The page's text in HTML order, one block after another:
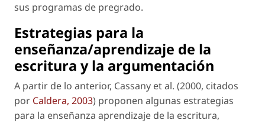
sus programas de pregrado.
Estrategias para la
enseñanza/aprendizaje de la
escritura y la argumentación
A partir de lo anterior, Cassany et al. (2000, citados
por Caldera, 2003) proponen algunas estrategias
para la enseñanza aprendizaje de la escritura,